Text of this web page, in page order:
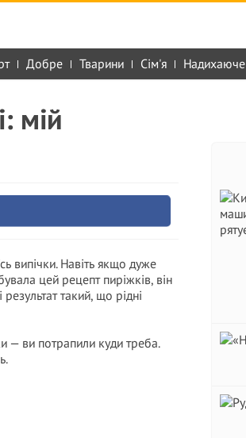
Добре Тварини Сім'я Надихаюче
мій
випічки. Навіть якщо дуже
цей рецепт пиріжків, він
такий, що рідні
— ви потрапили куди треба.